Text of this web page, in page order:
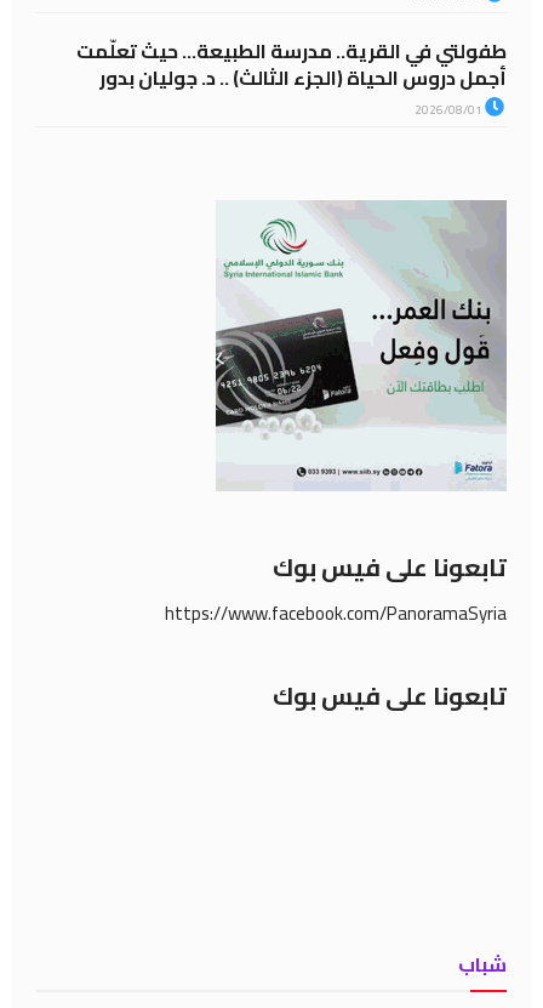
طفولتي في القرية.. مدرسة الطبيعة… حيث تعلّمت
أجمل دروس الحياة (الجزء الثالث) .. د. جوليان بدور
تابعونا على فيس بوك
https://www.facebook.com/PanoramaSyria
تابعونا على فيس بوك
شباب